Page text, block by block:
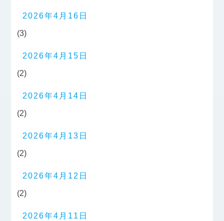
2026年4月16日
(3)
2026年4月15日
(2)
2026年4月14日
(2)
2026年4月13日
(2)
2026年4月12日
(2)
2026年4月11日